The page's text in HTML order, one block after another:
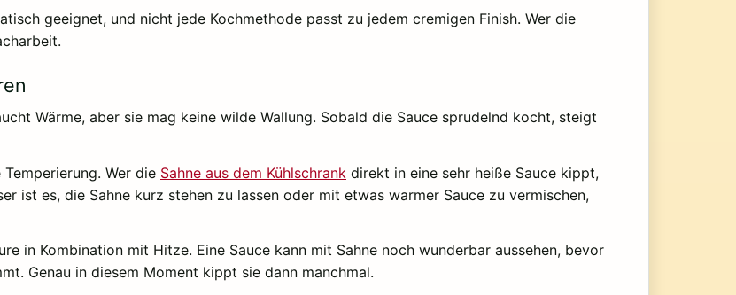
geeignet, und nicht jede Kochmethode passt zu jedem cremigen Finish. Wer die
Wärme, aber sie mag keine wilde Wallung. Sobald die Sauce sprudelnd kocht, steigt
Wer die Sahne aus dem Kühlschrank direkt in eine sehr heiße Sauce kippt,
ist es, die Sahne kurz stehen zu lassen oder mit etwas warmer Sauce zu vermischen,
in Kombination mit Hitze. Eine Sauce kann mit Sahne noch wunderbar aussehen, bevor
Genau in diesem Moment kippt sie dann manchmal.